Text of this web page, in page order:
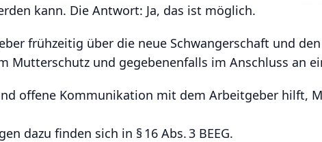
kann. Die Antwort: Ja, das ist möglich.
frühzeitig über die neue Schwangerschaft und
Mutterschutz und gegebenenfalls im Anschluss an
offene Kommunikation mit dem Arbeitgeber hilft,
dazu finden sich in § 16 Abs. 3 BEEG.